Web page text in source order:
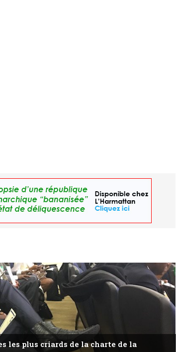
les plus criards de la charte de la